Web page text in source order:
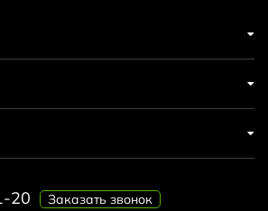
20 Заказать звонок